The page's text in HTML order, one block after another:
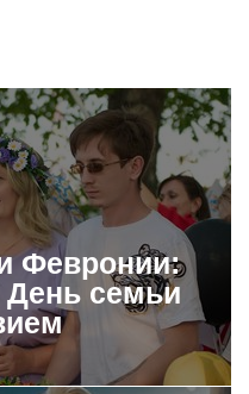
Февронии:
День семьи